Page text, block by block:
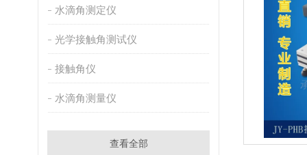
水滴角测定仪
光学接触角测试仪
接触角仪
水滴角测量仪
查看全部